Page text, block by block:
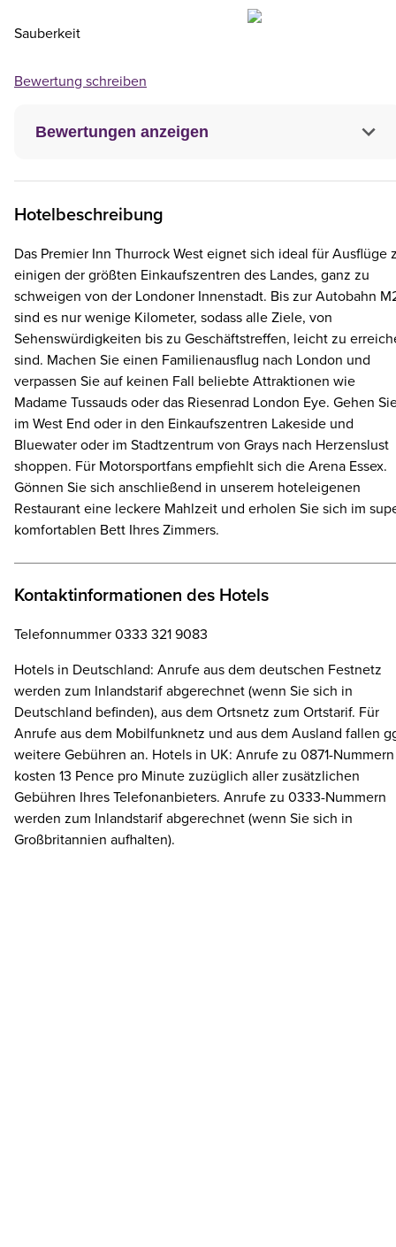
Bewertungen anzeigen
Sauberkeit
Bewertung schreiben
Hotelbeschreibung
Das Premier Inn Thurrock West eignet sich ideal für Ausflüge
einigen der größten Einkaufszentren des Landes, ganz zu
schweigen von der Londoner Innenstadt. Bis zur Autobahn
sind es nur wenige Kilometer, sodass alle Ziele, von
Sehenswürdigkeiten bis zu Geschäftstreffen, leicht zu
sind. Machen Sie einen Familienausflug nach London und
verpassen Sie auf keinen Fall beliebte Attraktionen wie
Madame Tussauds oder das Riesenrad London Eye. Gehen
im West End oder in den Einkaufszentren Lakeside und
Bluewater oder im Stadtzentrum von Grays nach Herzenslust
shoppen. Für Motorsportfans empfiehlt sich die Arena Essex.
Gönnen Sie sich anschließend in unserem hoteleigenen
Restaurant eine leckere Mahlzeit und erholen Sie sich im
komfortablen Bett Ihres Zimmers.
Kontaktinformationen des Hotels
Telefonnummer 0333 321 9083
Hotels in Deutschland: Anrufe aus dem deutschen Festnetz
werden zum Inlandstarif abgerechnet (wenn Sie sich in
Deutschland befinden), aus dem Ortsnetz zum Ortstarif. Für
Anrufe aus dem Mobilfunknetz und aus dem Ausland fallen
weitere Gebühren an. Hotels in UK: Anrufe zu 0871-Nummern
kosten 13 Pence pro Minute zuzüglich aller zusätzlichen
Gebühren Ihres Telefonanbieters. Anrufe zu 0333-Nummern
werden zum Inlandstarif abgerechnet (wenn Sie sich in
Großbritannien aufhalten).